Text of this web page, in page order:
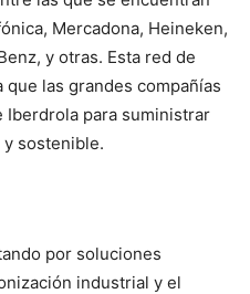
Mercadona, Heineken,
y otras. Esta red de
que las grandes compañías
Iberdrola para suministrar
sostenible.
por soluciones
industrial y el